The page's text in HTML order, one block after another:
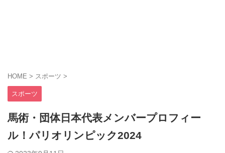
HOME > スポーツ >
スポーツ
馬術・団体日本代表メンバープロフィー
ル！パリオリンピック2024